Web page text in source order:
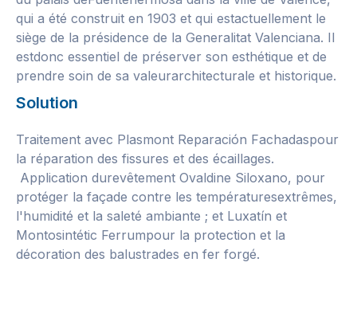
qui a été construit en 1903 et qui estactuellement le
siège de la présidence de la Generalitat Valenciana. Il
estdonc essentiel de préserver son esthétique et de
prendre soin de sa valeurarchitecturale et historique.
Solution
Traitement avec Plasmont Reparación Fachadaspour
la réparation des fissures et des écaillages.
Application durevêtement Ovaldine Siloxano, pour
protéger la façade contre les températuresextrêmes,
l'humidité et la saleté ambiante ; et Luxatín et
Montosintétic Ferrumpour la protection et la
décoration des balustrades en fer forgé.